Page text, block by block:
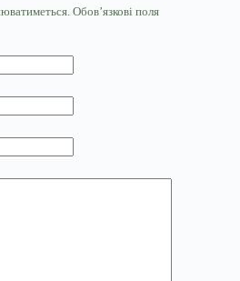
Обов’язкові поля